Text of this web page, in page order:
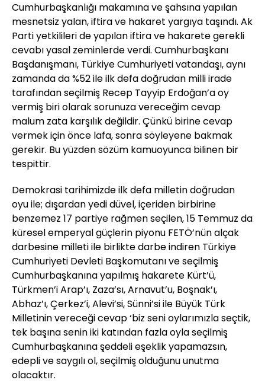
Cumhurbaşkanlığı makamına ve şahsına yapılan
mesnetsiz yalan, iftira ve hakaret yargıya taşındı. Ak
Parti yetkilileri de yapılan iftira ve hakarete gerekli
cevabı yasal zeminlerde verdi. Cumhurbaşkanı
Başdanışmanı, Türkiye Cumhuriyeti vatandaşı, aynı
zamanda da %52 ile ilk defa doğrudan milli irade
tarafından seçilmiş Recep Tayyip Erdoğan’a oy
vermiş biri olarak sorunuza vereceğim cevap
malum zata karşılık değildir. Çünkü birine cevap
vermek için önce lafa, sonra söyleyene bakmak
gerekir. Bu yüzden sözüm kamuoyunca bilinen bir
tespittir.
Demokrasi tarihimizde ilk defa milletin doğrudan
oyu ile; dışardan yedi düvel, içeriden birbirine
benzemez 17 partiye rağmen seçilen, 15 Temmuz da
küresel emperyal güçlerin piyonu FETÖ’nün alçak
darbesine milleti ile birlikte darbe indiren Türkiye
Cumhuriyeti Devleti Başkomutanı ve seçilmiş
Cumhurbaşkanına yapılmış hakarete Kürt’ü,
Türkmen’i Arap’ı, Zaza’sı, Arnavut’u, Boşnak’ı,
Abhaz’ı, Çerkez’i, Alevi’si, Sünni’si ile Büyük Türk
Milletinin vereceği cevap ‘biz seni oylarımızla seçtik,
tek başına senin iki katından fazla oyla seçilmiş
Cumhurbaşkanına şeddeli eşeklik yapamazsın,
edepli ve saygılı ol, seçilmiş olduğunu unutma
olacaktır.